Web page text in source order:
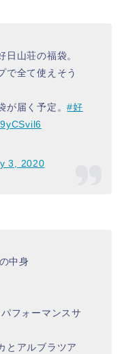
山荘の福袋。
で全て使えそう
が届く予定。#好
3, 2020
中身
フォーマンスサ
とアルブラツア